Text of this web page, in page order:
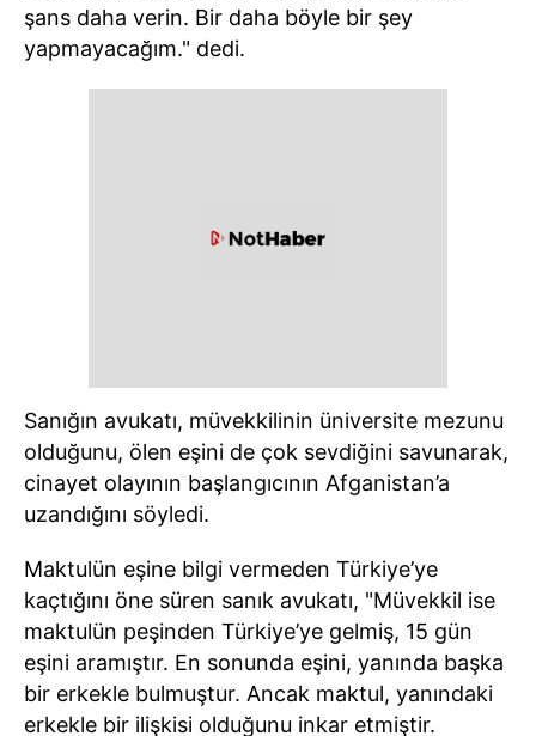
şans daha verin. Bir daha böyle bir şey
yapmayacağım." dedi.
Sanığın avukatı, müvekkilinin üniversite mezunu
olduğunu, ölen eşini de çok sevdiğini savunarak,
cinayet olayının başlangıcının Afganistan’a
uzandığını söyledi.
Maktulün eşine bilgi vermeden Türkiye’ye
kaçtığını öne süren sanık avukatı, "Müvekkil ise
maktulün peşinden Türkiye’ye gelmiş, 15 gün
eşini aramıştır. En sonunda eşini, yanında başka
bir erkekle bulmuştur. Ancak maktul, yanındaki
erkekle bir ilişkisi olduğunu inkar etmiştir.